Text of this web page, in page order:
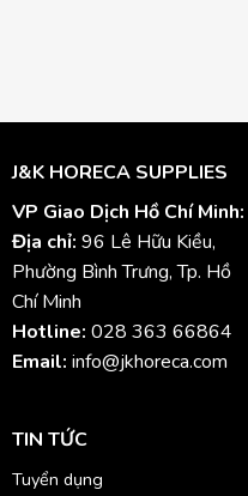
J&K HORECA SUPPLIES
VP Giao Dịch Hồ Chí Minh:
Địa chỉ: 96 Lê Hữu Kiều,
Phường Bình Trưng, Tp. Hồ
Chí Minh
Hotline: 028 363 66864
Email: info@jkhoreca.com
TIN TỨC
Tuyển dụng